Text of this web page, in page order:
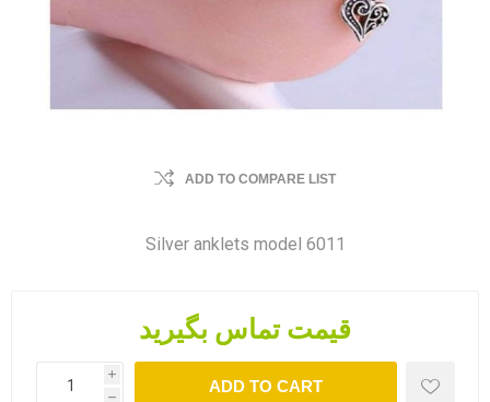
ADD TO COMPARE LIST
Silver anklets model 6011
قیمت تماس بگیرید
i
h
ADD TO CART